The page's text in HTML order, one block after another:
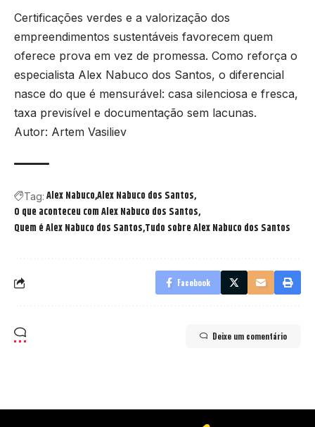
Certificações verdes e a valorização dos
empreendimentos sustentáveis favorecem quem
oferece prova em vez de promessa. Como reforça o
especialista Alex Nabuco dos Santos, o diferencial
nasce do que é mensurável: casa silenciosa e fresca,
taxa previsível e documentação sem lacunas.
Autor: Artem Vasiliev
Tag: Alex NabucoAlex Nabuco dos Santos
O que aconteceu com Alex Nabuco dos Santos
Quem é Alex Nabuco dos Santos Tudo sobre Alex Nabuco dos Santos
Facebook
Deixe um comentário